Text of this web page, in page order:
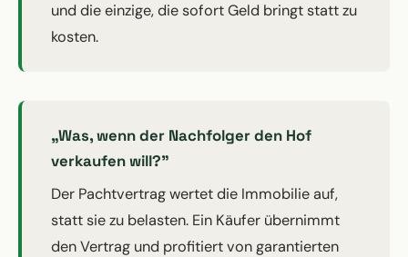
und die einzige, die sofort Geld bringt statt zu
kosten.
„Was, wenn der Nachfolger den Hof
verkaufen will?"
Der Pachtvertrag wertet die Immobilie auf,
statt sie zu belasten. Ein Käufer übernimmt
den Vertrag und profitiert von garantierten